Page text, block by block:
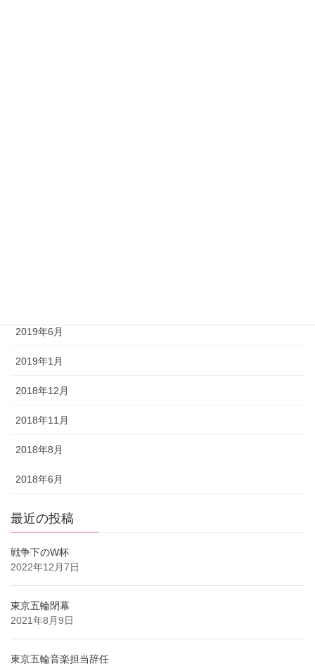
2019年6月
2019年1月
2018年12月
2018年11月
2018年8月
2018年6月
最近の投稿
戦争下のW杯
2022年12月7日
東京五輪閉幕
2021年8月9日
東京五輪音楽担当辞任